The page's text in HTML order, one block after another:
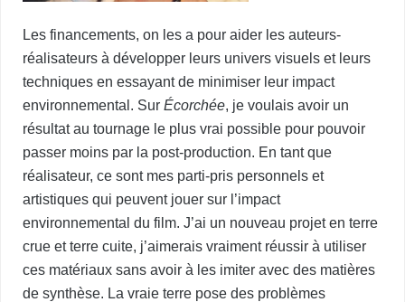
Les financements, on les a pour aider les auteurs-
réalisateurs à développer leurs univers visuels et leurs
techniques en essayant de minimiser leur impact
environnemental. Sur Écorchée, je voulais avoir un
résultat au tournage le plus vrai possible pour pouvoir
passer moins par la post-production. En tant que
réalisateur, ce sont mes parti-pris personnels et
artistiques qui peuvent jouer sur l’impact
environnemental du film. J’ai un nouveau projet en terre
crue et terre cuite, j’aimerais vraiment réussir à utiliser
ces matériaux sans avoir à les imiter avec des matières
de synthèse. La vraie terre pose des problèmes